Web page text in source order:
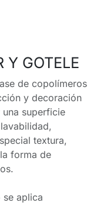
Y GOTELE
de copolímeros
y decoración
superficie
textura,
forma de
se aplica